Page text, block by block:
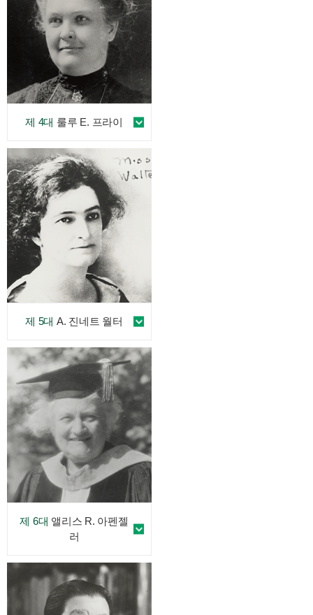
제 4대 룰루 E. 프라이
제 5대 A. 진네트 월터
제 6대 앨리스 R. 아펜젤
러